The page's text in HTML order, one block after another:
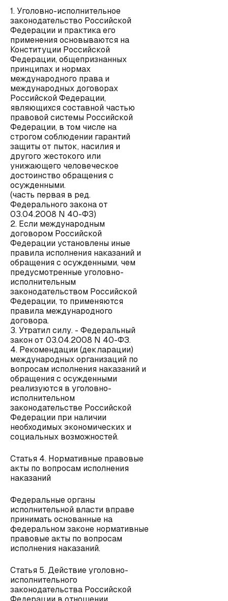
1. Уголовно-исполнительное
законодательство Российской
Федерации и практика его
применения основываются на
Конституции Российской
Федерации, общепризнанных
принципах и нормах
международного права и
международных договорах
Российской Федерации,
являющихся составной частью
правовой системы Российской
Федерации, в том числе на
строгом соблюдении гарантий
защиты от пыток, насилия и
другого жестокого или
унижающего человеческое
достоинство обращения с
осужденными.
(часть первая в ред.
Федерального закона от
03.04.2008 N 40-ФЗ)
2. Если международным
договором Российской
Федерации установлены иные
правила исполнения наказаний и
обращения с осужденными, чем
предусмотренные уголовно-
исполнительным
законодательством Российской
Федерации, то применяются
правила международного
договора.
3. Утратил силу. - Федеральный
закон от 03.04.2008 N 40-ФЗ.
4. Рекомендации (декларации)
международных организаций по
вопросам исполнения наказаний и
обращения с осужденными
реализуются в уголовно-
исполнительном
законодательстве Российской
Федерации при наличии
необходимых экономических и
социальных возможностей.
Статья 4. Нормативные правовые
акты по вопросам исполнения
наказаний
Федеральные органы
исполнительной власти вправе
принимать основанные на
федеральном законе нормативные
правовые акты по вопросам
исполнения наказаний.
Статья 5. Действие уголовно-
исполнительного
законодательства Российской